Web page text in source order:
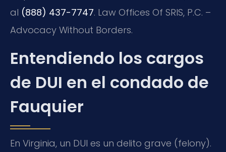
al (888) 437-7747. Law Offices Of SRIS, P.C. –
Advocacy Without Borders.
Entendiendo los cargos
de DUI en el condado de
Fauquier
En Virginia, un DUI es un delito grave (felony).